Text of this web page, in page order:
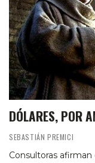
DÓLARES, POR
SEBASTIÁN PREMICI
Consultoras